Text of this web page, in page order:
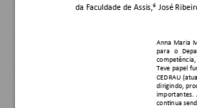
da Faculdade de Assis,6 José
Anna Maria
para o
competência,
Teve papel
CEDRAU
dirigindo,
importantes.
continua